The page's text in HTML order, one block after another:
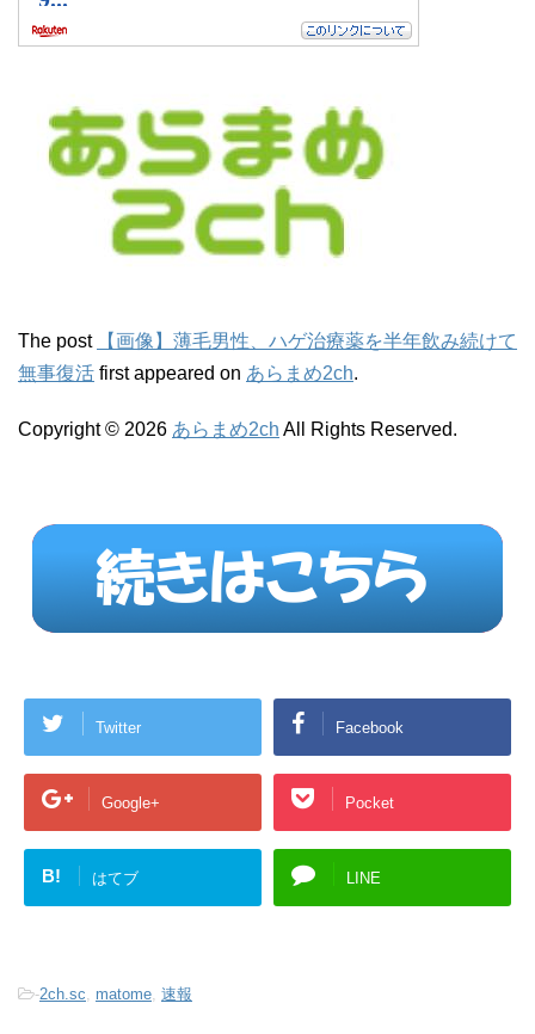
The post
【画像】薄毛男性、ハゲ治療薬を半年飲み続けて
無事復活 first appeared on あらまめ2ch.
Copyright © 2026 あらまめ2ch All Rights Reserved.
Twitter Facebook
Google+ Pocket
B! はてブ LINE
-2ch.sc, matome, 速報